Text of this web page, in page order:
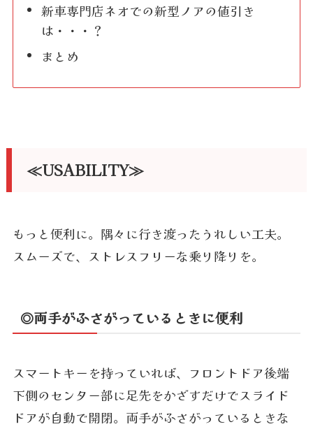
新車専門店ネオでの新型ノアの値引き
は・・・？
まとめ
≪USABILITY≫
もっと便利に。隅々に行き渡ったうれしい工夫。
スムーズで、ストレスフリーな乗り降りを。
◎両手がふさがっているときに便利
スマートキーを持っていれば、フロントドア後端
下側のセンター部に足先をかざすだけでスライド
ドアが自動で開閉。両手がふさがっているときな